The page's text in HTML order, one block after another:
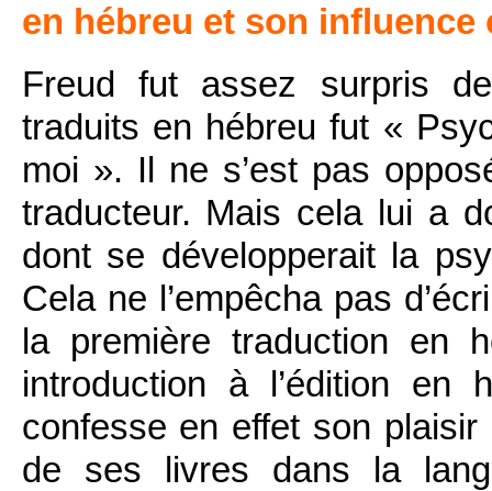
en hébreu et son
Freud fut assez surpris
traduits en hébreu fut «
moi ». Il ne s’est pas
traducteur. Mais cela lui a
dont se développerait la
Cela ne l’empêcha pas
la première traduction en
introduction à l’édition
confesse en effet son
de ses livres dans la